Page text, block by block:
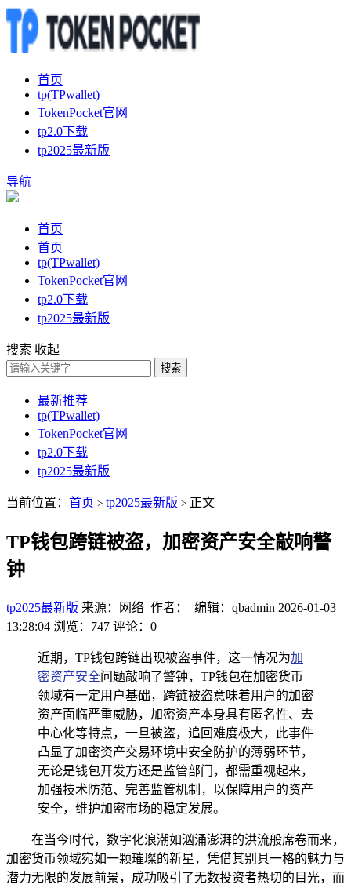
首页
tp(TPwallet)
TokenPocket官网
tp2.0下载
tp2025最新版
导航
首页
首页
tp(TPwallet)
TokenPocket官网
tp2.0下载
tp2025最新版
搜索 收起
搜索
最新推荐
tp(TPwallet)
TokenPocket官网
tp2.0下载
tp2025最新版
当前位置： 首页 > tp2025最新版 > 正文
TP钱包跨链被盗，加密资产安全敲响警
钟
tp2025最新版 来源：网络 作者： 编辑：qbadmin 2026-01-03
13:28:04 浏览：747 评论：0
近期，TP钱包跨链出现被盗事件，这一情况为加
密资产安全问题敲响了警钟，TP钱包在加密货币
领域有一定用户基础，跨链被盗意味着用户的加密
资产面临严重威胁，加密资产本身具有匿名性、去
中心化等特点，一旦被盗，追回难度极大，此事件
凸显了加密资产交易环境中安全防护的薄弱环节，
无论是钱包开发方还是监管部门，都需重视起来，
加强技术防范、完善监管机制，以保障用户的资产
安全，维护加密市场的稳定发展。
在当今时代，数字化浪潮如汹涌澎湃的洪流般席卷而来，
加密货币领域宛如一颗璀璨的新星，凭借其别具一格的魅力与
潜力无限的发展前景，成功吸引了无数投资者热切的目光，而